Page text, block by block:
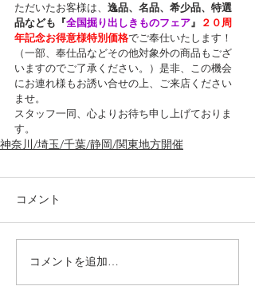
ただいたお客様は、 逸品、名品、希少品、特選
品なども『全国掘り出しきものフェア 』
２０周
年記念お得意様特別価格でご奉仕いたします！
（一部、奉仕品などその他対象外の商品もござ
いますのでご了承ください。）是非、この機会
にお連れ様もお誘い合せの上、ご来店ください
ませ。
スタッフ一同、心よりお待ち申し上げておりま
す。
神奈川/埼玉/千葉/静岡/関東地方開催
コメント
コメントを追加…